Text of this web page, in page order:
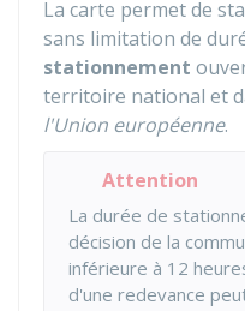
La carte permet de
sans limitation de
stationnement
territoire national et
l'Union européenne.
Attention
La durée de
décision de la
inférieure à 12
d'une redevance